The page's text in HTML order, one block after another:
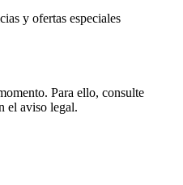
y ofertas especiales
Para ello, consulte
el aviso legal.